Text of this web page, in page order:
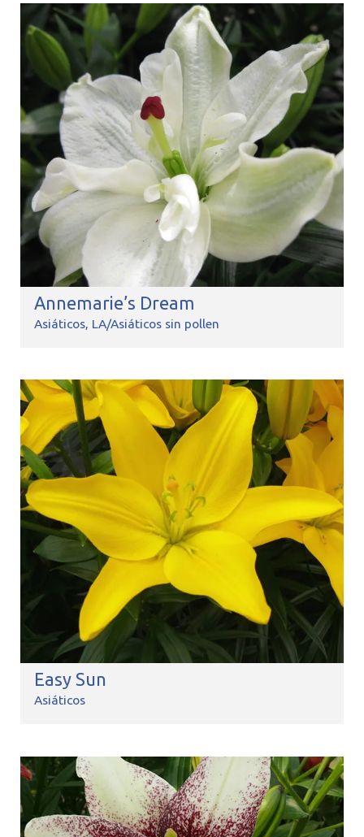
Annemarie’s Dream
Asiáticos LA/Asiáticos sin pollen
Easy Sun
Asiáticos